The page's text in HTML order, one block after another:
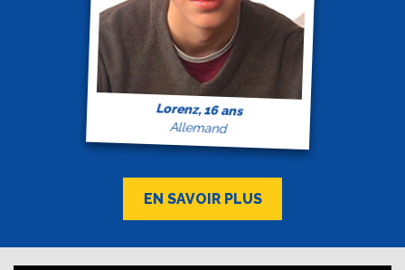
Lorenz, 16 ans
Allemand
EN SAVOIR PLUS